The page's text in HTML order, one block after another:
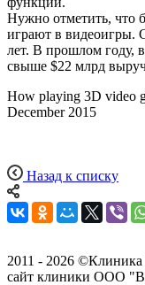
Нужно отметить, что
играют в видеоигры.
лет. В прошлом году,
свыше $22 млрд
How playing 3D video
December 2015
Назад к списку
2011 - 2026
сайт клиники ООО